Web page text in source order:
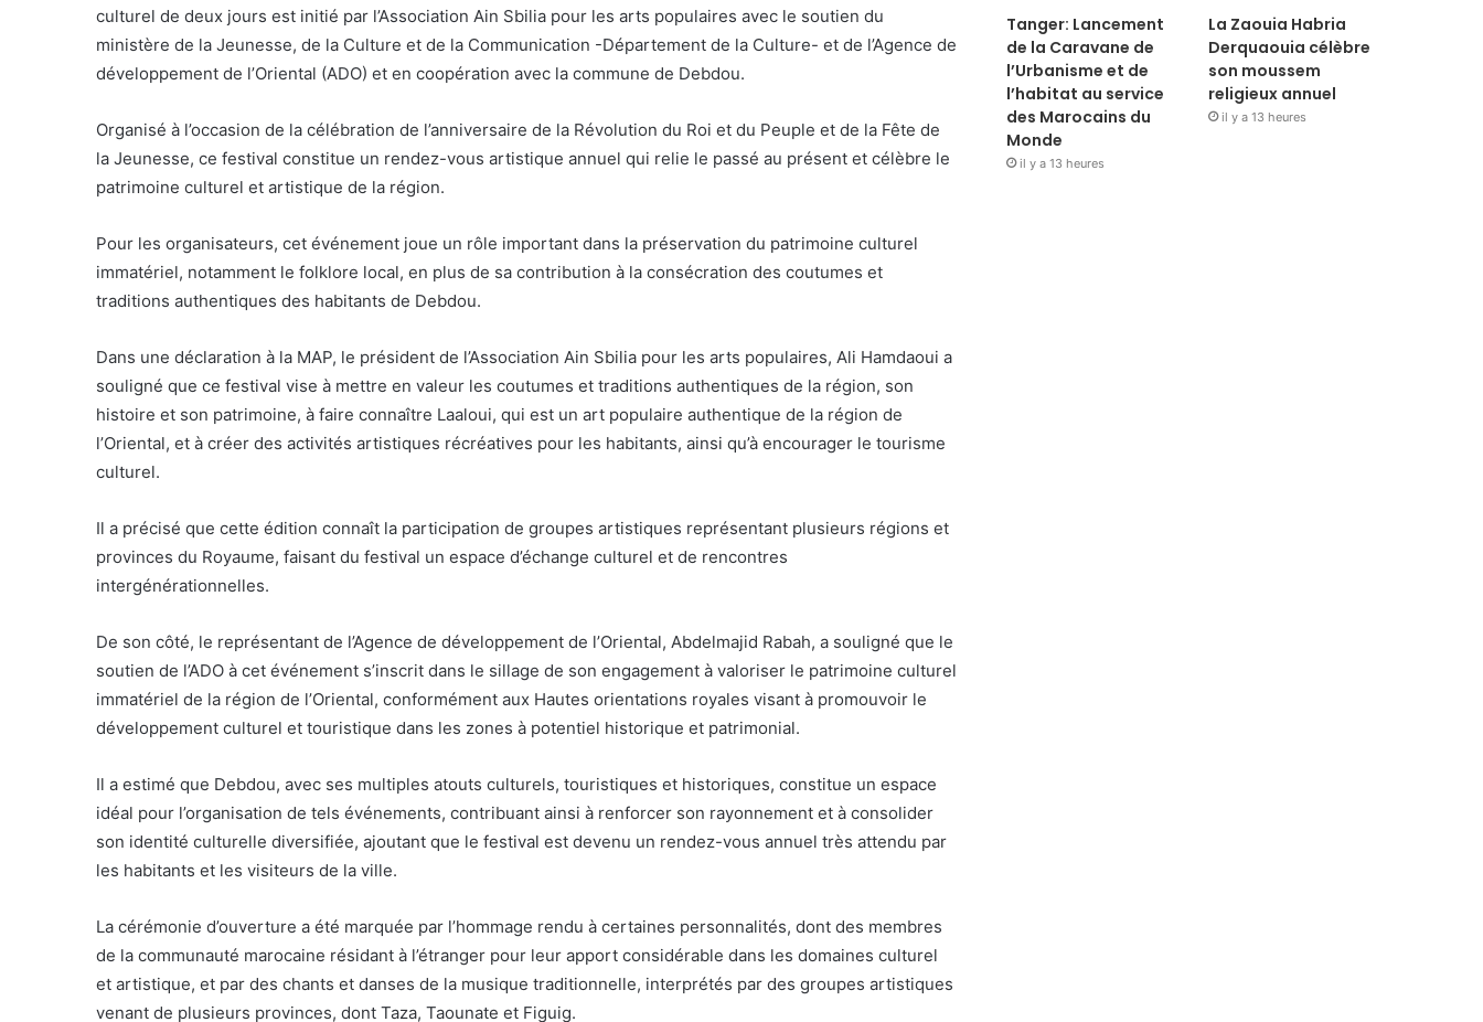
culturel de deux jours est initié par l’Association Ain Sbilia pour les arts populaires avec le soutien du
ministère de la Jeunesse, de la Culture et de la Communication -Département de la Culture- et de l’Agence de
développement de l’Oriental (ADO) et en coopération avec la commune de Debdou.
Organisé à l’occasion de la célébration de l’anniversaire de la Révolution du Roi et du Peuple et de la Fête de
la Jeunesse, ce festival constitue un rendez-vous artistique annuel qui relie le passé au présent et célèbre le
patrimoine culturel et artistique de la région.
Pour les organisateurs, cet événement joue un rôle important dans la préservation du patrimoine culturel
immatériel, notamment le folklore local, en plus de sa contribution à la consécration des coutumes et
traditions authentiques des habitants de Debdou.
Dans une déclaration à la MAP, le président de l’Association Ain Sbilia pour les arts populaires, Ali Hamdaoui a
souligné que ce festival vise à mettre en valeur les coutumes et traditions authentiques de la région, son
histoire et son patrimoine, à faire connaître Laaloui, qui est un art populaire authentique de la région de
l’Oriental, et à créer des activités artistiques récréatives pour les habitants, ainsi qu’à encourager le tourisme
culturel.
Il a précisé que cette édition connaît la participation de groupes artistiques représentant plusieurs régions et
provinces du Royaume, faisant du festival un espace d’échange culturel et de rencontres
intergénérationnelles.
De son côté, le représentant de l’Agence de développement de l’Oriental, Abdelmajid Rabah, a souligné que le
soutien de l’ADO à cet événement s’inscrit dans le sillage de son engagement à valoriser le patrimoine culturel
immatériel de la région de l’Oriental, conformément aux Hautes orientations royales visant à promouvoir le
développement culturel et touristique dans les zones à potentiel historique et patrimonial.
Il a estimé que Debdou, avec ses multiples atouts culturels, touristiques et historiques, constitue un espace
idéal pour l’organisation de tels événements, contribuant ainsi à renforcer son rayonnement et à consolider
son identité culturelle diversifiée, ajoutant que le festival est devenu un rendez-vous annuel très attendu par
les habitants et les visiteurs de la ville.
La cérémonie d’ouverture a été marquée par l’hommage rendu à certaines personnalités, dont des membres
de la communauté marocaine résidant à l’étranger pour leur apport considérable dans les domaines culturel
et artistique, et par des chants et danses de la musique traditionnelle, interprétés par des groupes artistiques
venant de plusieurs provinces, dont Taza, Taounate et Figuig.
Tanger: Lancement
de la Caravane de
l’Urbanisme et de
l’habitat au service
des Marocains du
Monde
il y a 13 heures
La Zaouia Habria
Derquaouia célèbre
son moussem
religieux annuel
il y a 13 heures